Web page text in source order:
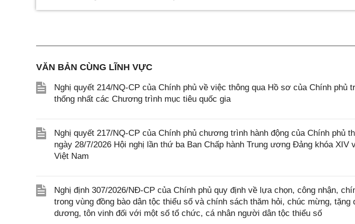
VĂN BẢN CÙNG LĨNH VỰC
Nghị quyết 214/NQ-CP của Chính phủ về việc thông qua Hồ sơ của Chính phủ
thống nhất các Chương trình mục tiêu quốc gia
Nghị quyết 217/NQ-CP của Chính phủ chương trình hành động của Chính phủ
ngày 28/7/2026 Hội nghị lần thứ ba Ban Chấp hành Trung ương Đảng khóa XIV
Việt Nam
Nghị định 307/2026/NĐ-CP của Chính phủ quy định về lựa chọn, công nhận,
trong vùng đồng bào dân tộc thiểu số và chính sách thăm hỏi, chúc mừng, tặng
dương, tôn vinh đối với một số tổ chức, cá nhân người dân tộc thiểu số